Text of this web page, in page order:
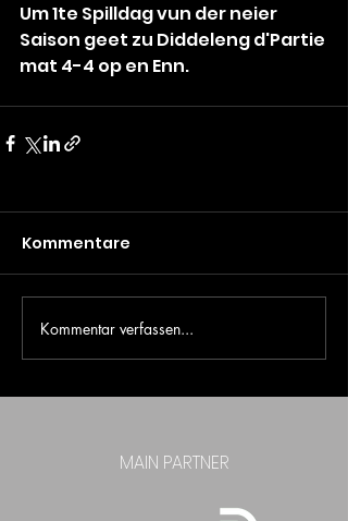
Um 1te Spilldag vun der neier
Saison geet zu Diddeleng d'Partie
mat 4-4 op en Enn.
Kommentare
Kommentar verfassen...
MAIN PARTNER